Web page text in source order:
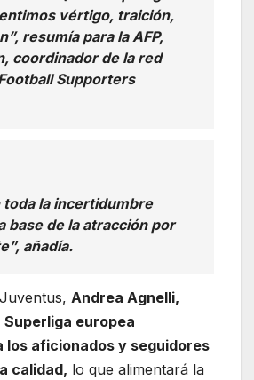
vértigo, traición,
resumía para la AFP,
coordinador de la red
Supporters
toda la incertidumbre
base de la atracción por
añadía.
Andrea Agnelli,
Superliga europea
los aficionados y seguidores
calidad, lo que alimentará la